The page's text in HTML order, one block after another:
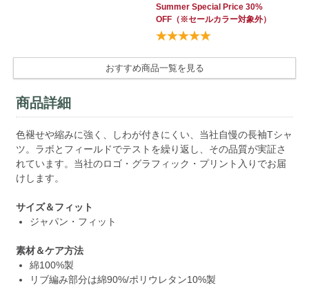
Summer Special Price 30%
OFF （※セールカラー対象外）
おすすめ商品一覧を見る
商品詳細
色褪せや縮みに強く、しわが付きにくい、当社自慢の長袖Tシャ
ツ。ラボとフィールドでテストを繰り返し、その品質が実証さ
れています。当社のロゴ・グラフィック・プリント入りでお届
けします。
サイズ＆フィット
ジャパン・フィット
素材＆ケア方法
綿100%製
リブ編み部分は綿90%/ポリウレタン10%製